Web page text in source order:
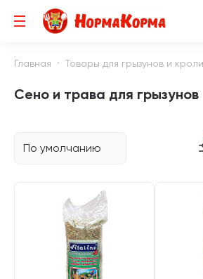
Главная Товары для грызунов и
Сено и трава для грызунов
По умолчанию